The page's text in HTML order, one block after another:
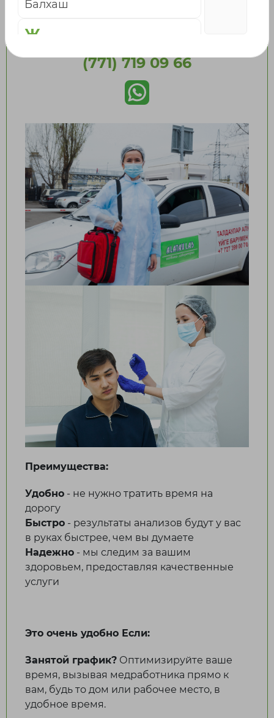
(771) 719 09 66
Преимущества:
Удобно - не нужно тратить время на
дорогу
Быстро - результаты анализов будут у вас
в руках быстрее, чем вы думаете
Надежно - мы следим за вашим
здоровьем, предоставляя качественные
услуги
Это очень удобно Если:
Занятой график? Оптимизируйте ваше
время, вызывая медработника прямо к
вам, будь то дом или рабочее место, в
удобное время.
Балхаш
Ж
К
Караганда
Каскелен
Кокшетау
Кордай
Костанай
Кызылорда
Л
Лисаковск
Петропавловск
Рудный
С
Т
Талдыкорган
Тараз
Темиртау
Туркестанская область
Ч
Чунджа